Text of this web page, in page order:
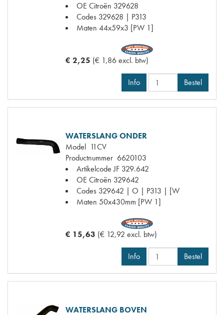
OE Citroën 329628
Codes 329628 | P313
Maten 44x59x3 [PW 1]
€ 2,25 (€ 1,86 excl. btw)
Info Bestel
WATERSLANG ONDER
Model 11CV
Productnummer 6620103
Artikelcode JF 329.642
OE Citroën 329642
Codes 329642 | O | P313 | [W
Maten 50x430mm [PW 1]
€ 15,63 (€ 12,92 excl. btw)
Info Bestel
WATERSLANG BOVEN